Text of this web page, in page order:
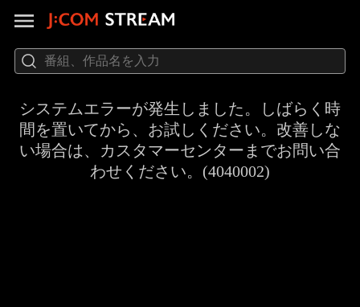
システムエラーが発生しました。しばらく時
間を置いてから、お試しください。改善しな
い場合は、カスタマーセンターまでお問い合
わせください。(4040002)